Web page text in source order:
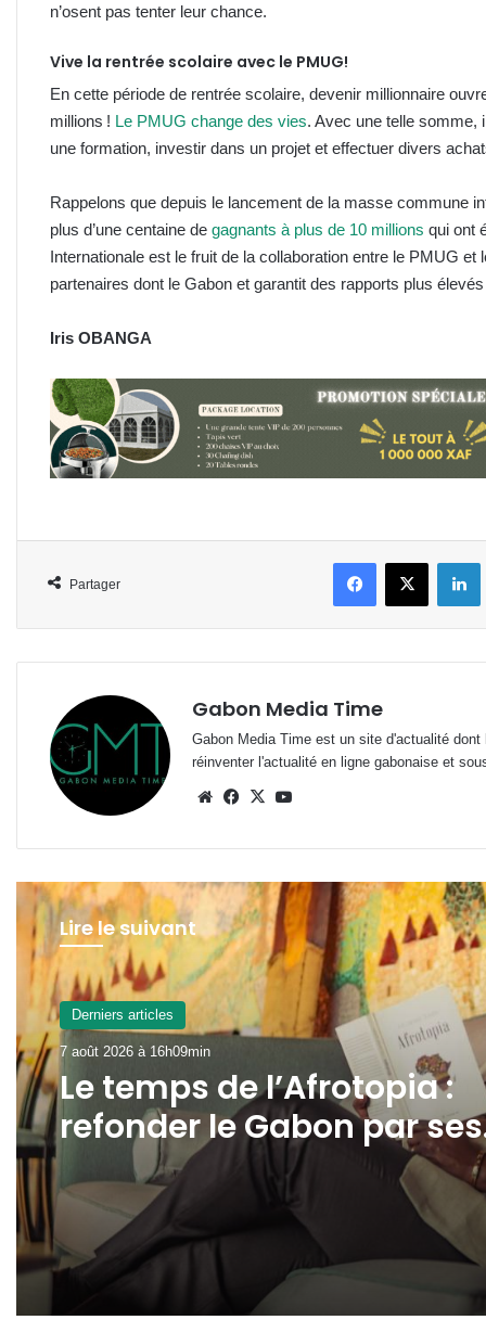
n’osent pas tenter leur chance.
Vive la rentrée scolaire avec le PMUG!
En cette période de rentrée scolaire, devenir millionnaire
millions ! Le PMUG change des vies. Avec une telle somme,
une formation, investir dans un projet et effectuer divers
Rappelons que depuis le lancement de la masse commune
plus d’une centaine de gagnants à plus de 10 millions qui ont
Internationale est le fruit de la collaboration entre le PMUG
partenaires dont le Gabon et garantit des rapports plus
Iris OBANGA
Partager
FacebookX
Gabon Media Time
Gabon Media Time est un site d'actualité
réinventer l'actualité en ligne gabonaise et
WebsiteFacebook
X
Lire le suivant
Derniers articles
7 août 2026 à 16h09min
Le temps de l’Afrotopia :
refonder le Gabon par ses
propres forces